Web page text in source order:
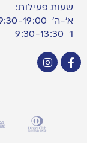
שעות פעילות:
א’-ה’ 9:30-19:00
ו׳ 9:30-13:30